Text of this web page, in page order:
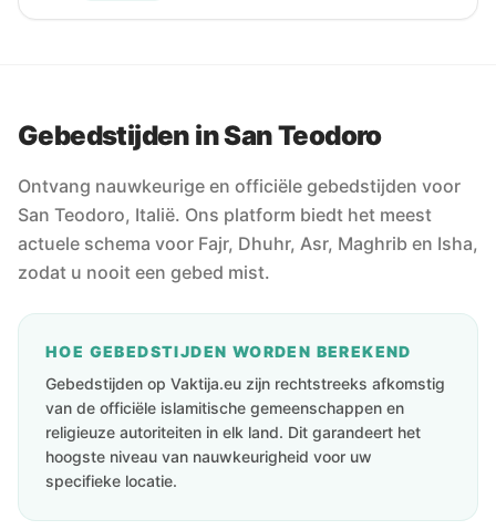
Gebedstijden in San Teodoro
Ontvang nauwkeurige en officiële gebedstijden voor
San Teodoro, Italië. Ons platform biedt het meest
actuele schema voor Fajr, Dhuhr, Asr, Maghrib en Isha,
zodat u nooit een gebed mist.
HOE GEBEDSTIJDEN WORDEN BEREKEND
Gebedstijden op Vaktija.eu zijn rechtstreeks afkomstig
van de officiële islamitische gemeenschappen en
religieuze autoriteiten in elk land. Dit garandeert het
hoogste niveau van nauwkeurigheid voor uw
specifieke locatie.